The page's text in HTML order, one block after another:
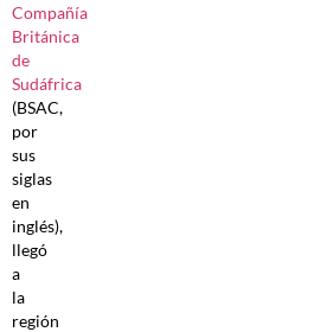
Compañía
Británica
de
Sudáfrica
(BSAC,
por
sus
siglas
en
inglés),
llegó
a
la
región